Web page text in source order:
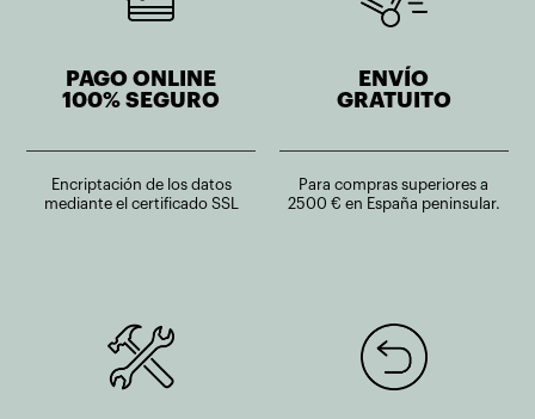
PAGO ONLINE
100% SEGURO
Encriptación de los datos
mediante el certificado SSL
ENVÍO
GRATUITO
Para compras superiores a
2500 € en España peninsular.